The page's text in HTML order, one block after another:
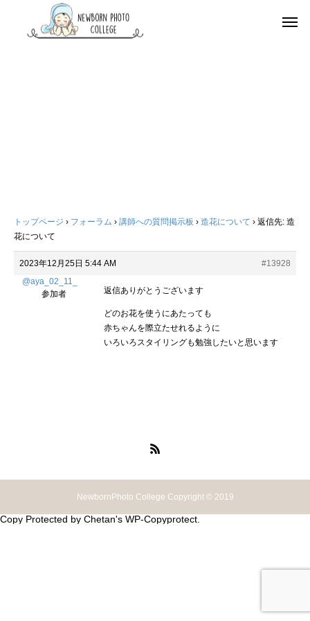
トップページ › フォーラム › 講師への質問掲示板 › 造花について › 返信先: 造
花について
2023年12月25日 5:44 AM
#13928
@aya_02_11_
参加者
返信ありがとうございます
どのお花を使うにあたっても
赤ちゃんを際立たせれるように
いろいろスタイリングも勉強したいと思います
NewbornPhoto College Copyright © 2019
Copy Protected by Chetan's WP-Copyprotect